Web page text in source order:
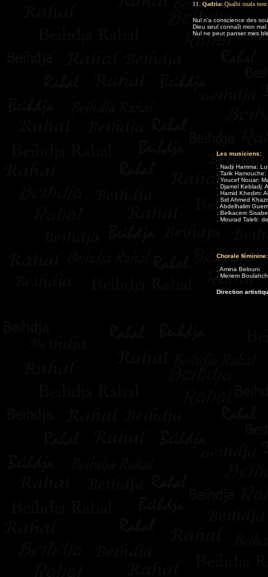
11. Qadria: Qualbi ouala men
Nul n'a conscience des
Dieu seul connaît mon mal
Nul ne peut panser mes
Les musiciens:
. Nadji Hamma:
. Tarik
. Youcef Nouar:
. Djamel Kebladj:
. Hamid Khedim:
. Sid Ahmed
. Abdelhalim
. Belkacem
. Mourad Taleb:
Chorale féminine:
. Amina Belouni
. Meriem
Direction